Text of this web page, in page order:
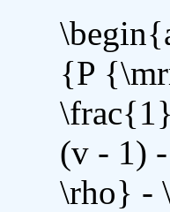
{P
(v - 1)
\rho} -